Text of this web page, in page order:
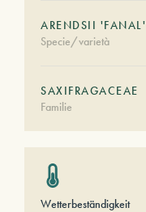
ARENDSII 'FANAL'
Specie/varietà
SAXIFRAGACEAE
Familie
Wetterbeständigkeit